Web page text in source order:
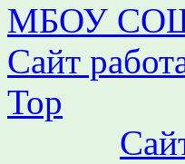
МБОУ СОШ
Сайт
Top